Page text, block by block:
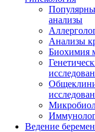
анализы
Анализы
Биохимия
Ведение